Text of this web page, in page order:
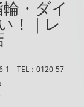
・ダイ
！｜レ
1 TEL：0120-57-